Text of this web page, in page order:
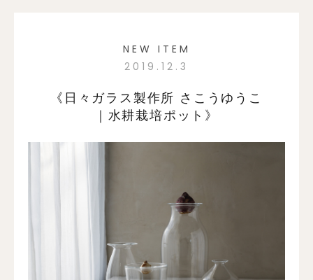
NEW ITEM
2019.12.3
《日々ガラス製作所 さこうゆうこ
｜水耕栽培ポット》